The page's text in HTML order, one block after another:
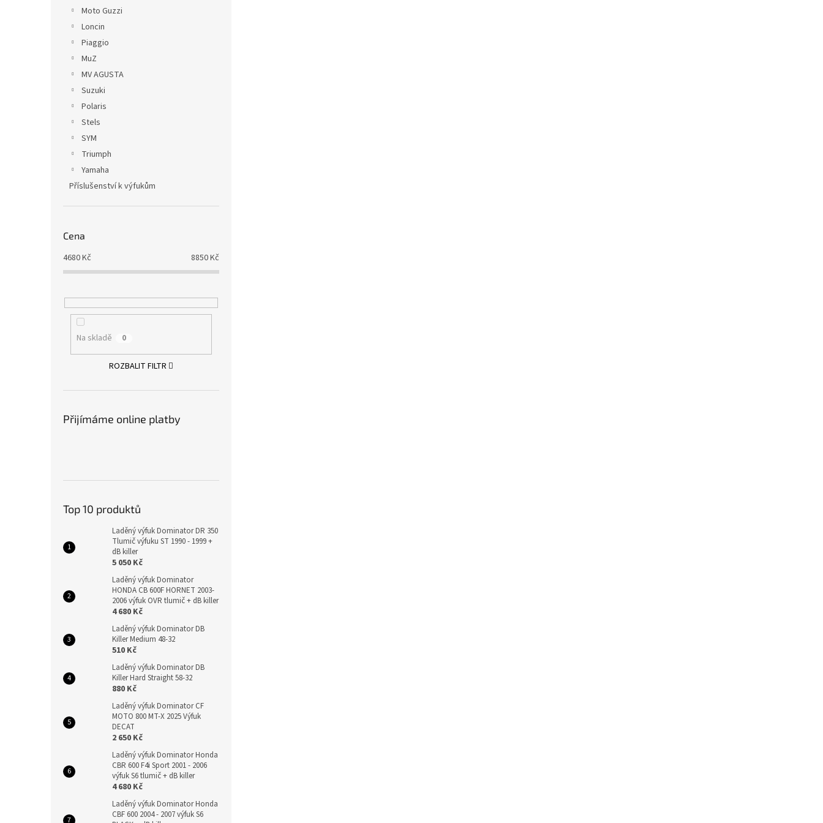
Moto Guzzi
Loncin
Piaggio
MuZ
MV AGUSTA
Suzuki
Polaris
Stels
SYM
Triumph
Yamaha
Příslušenství k výfukům
Cena
4680Kč 8850Kč
Na skladě 0
ROZBALIT FILTR
Přijímáme online platby
Top 10 produktů
Laděný výfuk Dominator DR 350
Tlumič výfuku ST 1990 - 1999 +
dB killer
5 050 Kč
Laděný výfuk Dominator
HONDA CB 600F HORNET 2003-
2006 výfuk OVR tlumič + dB killer
4 680 Kč
Laděný výfuk Dominator DB
Killer Medium 48-32
510 Kč
Laděný výfuk Dominator DB
Killer Hard Straight 58-32
880 Kč
Laděný výfuk Dominator CF
MOTO 800 MT-X 2025 Výfuk
DECAT
2 650 Kč
Laděný výfuk Dominator Honda
CBR 600 F4i Sport 2001 - 2006
výfuk S6 tlumič + dB killer
4 680 Kč
Laděný výfuk Dominator Honda
CBF 600 2004 - 2007 výfuk S6